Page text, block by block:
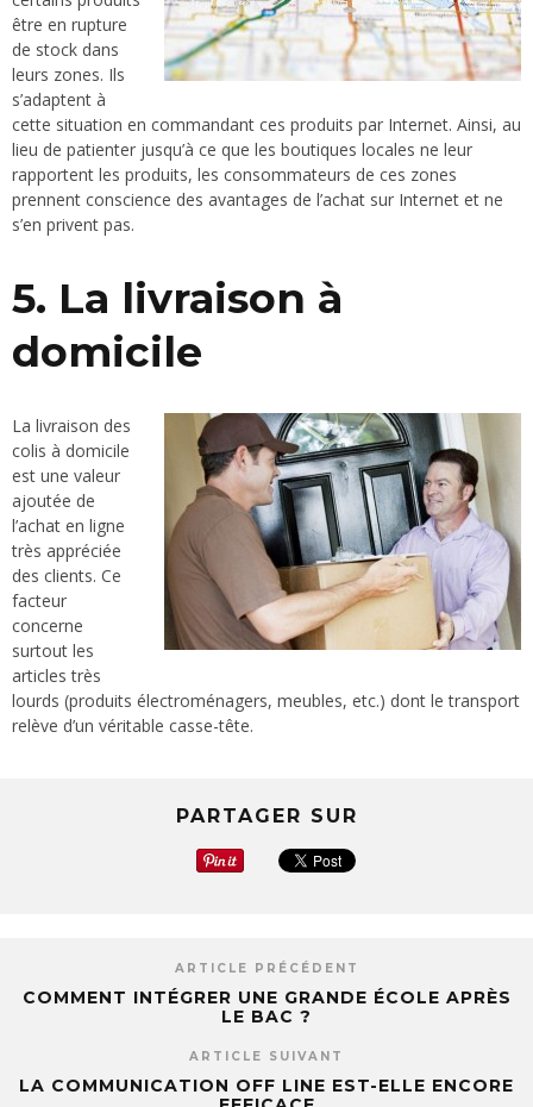
être en rupture
de stock dans
leurs zones. Ils
s’adaptent à
cette situation en commandant ces produits par Internet. Ainsi, au
lieu de patienter jusqu’à ce que les boutiques locales ne leur
rapportent les produits, les consommateurs de ces zones
prennent conscience des avantages de l’achat sur Internet et ne
s’en privent pas.
5. La livraison à
domicile
La livraison des
colis à domicile
est une valeur
ajoutée de
l’achat en ligne
très appréciée
des clients. Ce
facteur
concerne
surtout les
articles très
lourds (produits électroménagers, meubles, etc.) dont le transport
relève d’un véritable casse-tête.
PARTAGER SUR
ARTICLE PRÉCÉDENT
COMMENT INTÉGRER UNE GRANDE ÉCOLE APRÈS
LE BAC ?
ARTICLE SUIVANT
LA COMMUNICATION OFF LINE EST-ELLE ENCORE